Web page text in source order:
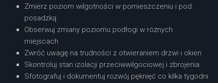
Zmierz poziom wilgotności w pomieszczeniu i pod
posadzką
Obserwuj zmiany poziomu podłogi w różnych
miejscach
Zwróć uwagę na trudności z otwieraniem drzwi i okien
Skontroluj stan izolacji przeciwwilgociowej i zbrojenia
Sfotografuj i dokumentuj rozwój pęknięć co kilka tygodni